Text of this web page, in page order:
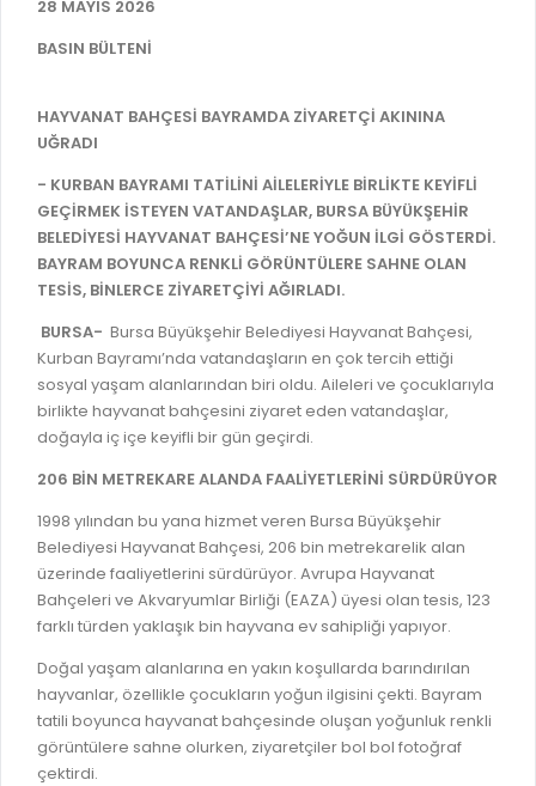
BİLGİ EDİNME
MECLİS
MECLİS ÜYELERİ
KOMİSYON ÜYELERİ
MECLİS KARARLARI
MECLİS GÜNDEMİ VE KARAR ÖZETLERİ
YAYIN / PLAN / RAPOR
STRATEJİK PLANLAR
PERFORMANS PROGRAMI
BÜTÇE
GELİR TARİFESİ
İMAR PLANI DEĞİŞİKLİKLERİ
UKOME TOPLANTILARI
FOTOĞRAF GALERİSİ
BURSA GÜNLÜĞÜ DERGİSİ
AYKOME KARARLARI
YANGIN SİGORTA E-BEYANNAME
ORKESTRA KAYIT
SEYAHAT KARTI SORGULAMA
BURSA AKADEMİ
ÜCRETSİZ WİFİ NOKTALARI
ONLİNE KATI ATIK BAŞVURUSU
İTFAİYE OLAY KAYDI BAŞVURUSU
BADEM KAYIT
İHALE İLANLARI
DOĞRUDAN TEMİN İLANLARI
EVRAK TAKİBİ
MEZARLIK BİLGİ SİSTEMİ
GENEL EVRAK KAYIT
LOKMA DAĞITIM İZNİ BAŞVURUSU
BAĞLANTILAR
28 MAYIS 2026
BASIN BÜLTENİ
HAYVANAT BAHÇESİ BAYRAMDA ZİYARETÇİ AKININA
UĞRADI
- KURBAN BAYRAMI TATİLİNİ AİLELERİYLE BİRLİKTE KEYİFLİ
GEÇİRMEK İSTEYEN VATANDAŞLAR, BURSA BÜYÜKŞEHİR
BELEDİYESİ HAYVANAT BAHÇESİ’NE YOĞUN İLGİ GÖSTERDİ.
BAYRAM BOYUNCA RENKLİ GÖRÜNTÜLERE SAHNE OLAN
TESİS, BİNLERCE ZİYARETÇİYİ AĞIRLADI.
BURSA- Bursa Büyükşehir Belediyesi Hayvanat Bahçesi,
Kurban Bayramı’nda vatandaşların en çok tercih ettiği
sosyal yaşam alanlarından biri oldu. Aileleri ve çocuklarıyla
birlikte hayvanat bahçesini ziyaret eden vatandaşlar,
doğayla iç içe keyifli bir gün geçirdi.
206 BİN METREKARE ALANDA FAALİYETLERİNİ SÜRDÜRÜYOR
1998 yılından bu yana hizmet veren Bursa Büyükşehir
Belediyesi Hayvanat Bahçesi, 206 bin metrekarelik alan
üzerinde faaliyetlerini sürdürüyor. Avrupa Hayvanat
Bahçeleri ve Akvaryumlar Birliği (EAZA) üyesi olan tesis, 123
farklı türden yaklaşık bin hayvana ev sahipliği yapıyor.
Doğal yaşam alanlarına en yakın koşullarda barındırılan
hayvanlar, özellikle çocukların yoğun ilgisini çekti. Bayram
tatili boyunca hayvanat bahçesinde oluşan yoğunluk renkli
görüntülere sahne olurken, ziyaretçiler bol bol fotoğraf
çektirdi.